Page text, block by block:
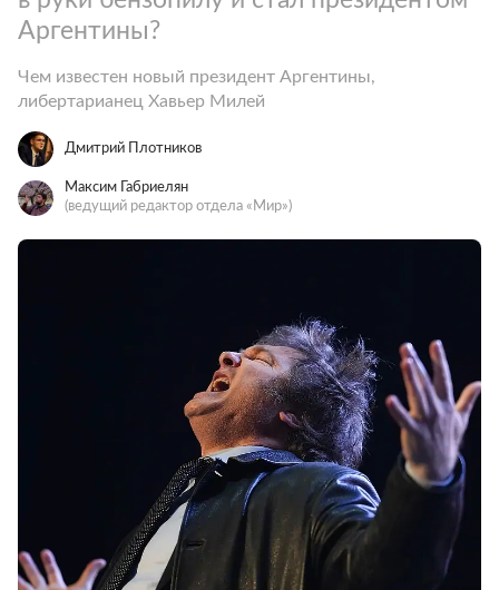
Аргентины?
Чем известен новый президент Аргентины,
либертарианец Хавьер Милей
Дмитрий Плотников
Максим Габриелян
(ведущий редактор отдела «Мир»)